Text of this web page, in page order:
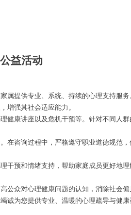
公益活动
属提供专业、系统、持续的心理支持服
增强其社会适应能力。
健康讲座以及危机干预等。针对不同人
在咨询过程中，严格遵守职业道德规范
干预和情绪支持，帮助家庭成员更好地
众对心理健康问题的认知，消除社会偏
为您提供专业、温暖的心理疏导与健